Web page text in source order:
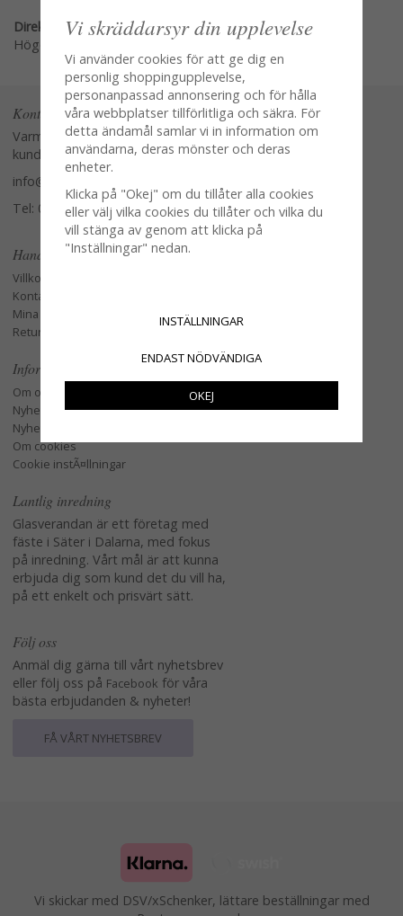
Direktlänk:
Högerklicka och kopiera adressen
Kontakta oss
Varmt välkommen att kontakta vår
kundtjänst.
info@glasverandan.se
Tel: 079-3495968
Handla
Villkor
Kontakta oss
Mina favoriter
Retur och Reklamation
Information
Om oss
Nyheter
Nyhetsbrev
Om cookies
Cookie instÃ¤llningar
Lantlig inredning
Glasverandan är ett företag med
fäste i Säter i Dalarna, med fokus
på inredning. Vårt mål är att kunna
erbjuda dig som kund det du vill ha,
på ett enkelt och prisvärt sätt.
Följ oss
Anmäl dig gärna till vårt nyhetsbrev
eller följ oss på Facebook för våra
bästa erbjudanden & nyheter!
FÅ VÅRT NYHETSBREV
Vi skickar med DSV/xSchenker, lättare beställningar med
Vi skräddarsyr din upplevelse
Vi använder cookies för att ge dig en
personlig shoppingupplevelse,
personanpassad annonsering och för hålla
våra webbplatser tillförlitliga och säkra. För
detta ändamål samlar vi in information om
användarna, deras mönster och deras
enheter.
Klicka på "Okej" om du tillåter alla cookies
eller välj vilka cookies du tillåter och vilka du
vill stänga av genom att klicka på
"Inställningar" nedan.
INSTÄLLNINGAR
ENDAST NÖDVÄNDIGA
OKEJ